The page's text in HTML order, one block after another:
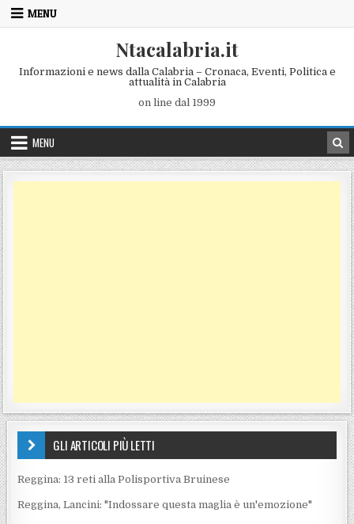
Skip to content
MENU
Ntacalabria.it
Informazioni e news dalla Calabria – Cronaca, Eventi, Politica e
attualità in Calabria
on line dal 1999
MENU
GLI ARTICOLI PIÙ LETTI
Reggina: 13 reti alla Polisportiva Bruinese
Reggina, Lancini: "Indossare questa maglia è un'emozione"